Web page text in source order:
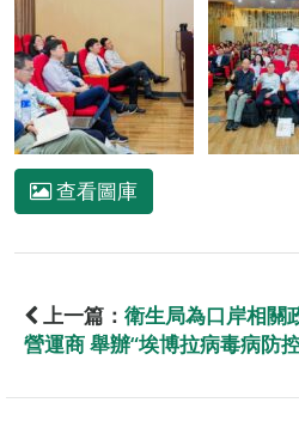
查看圖庫
上一篇： 衛生局為口岸相關
營運商 舉辦“埃博拉病毒病防